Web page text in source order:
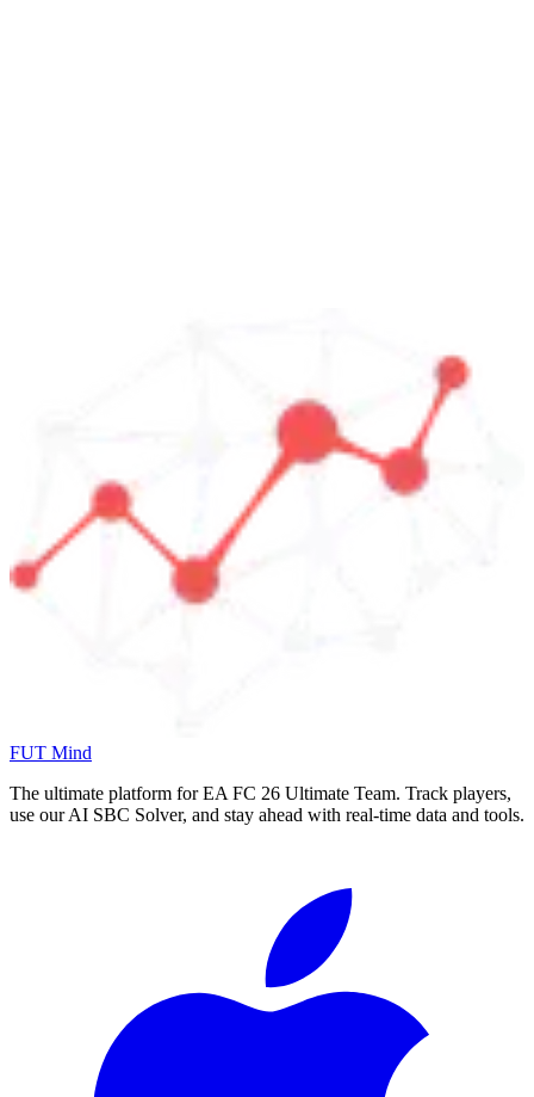
FUT Mind
The ultimate platform for EA FC 26 Ultimate Team. Track players,
use our AI SBC Solver, and stay ahead with real-time data and tools.